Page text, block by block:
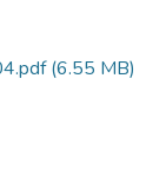
(6.55 MB)